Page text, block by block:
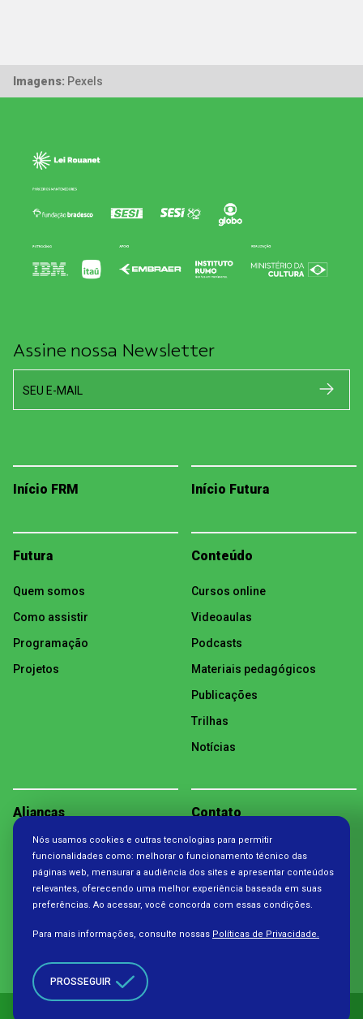
Imagens: Pexels
Assine nossa Newsletter
SEU E-MAIL
Início FRM Início Futura
Futura
Quem somos
Como assistir
Programação
Projetos
Conteúdo
Cursos online
Videoaulas
Podcasts
Materiais pedagógicos
Publicações
Trilhas
Notícias
Alianças Contato
Política de Privacidade
Nós usamos cookies e outras tecnologias para permitir
funcionalidades como: melhorar o funcionamento técnico das
páginas web, mensurar a audiência dos sites e apresentar conteúdos
relevantes, oferecendo uma melhor experiência baseada em suas
preferências. Ao acessar, você concorda com essas condições.
Para mais informações, consulte nossas Políticas de Privacidade.
PROSSEGUIR